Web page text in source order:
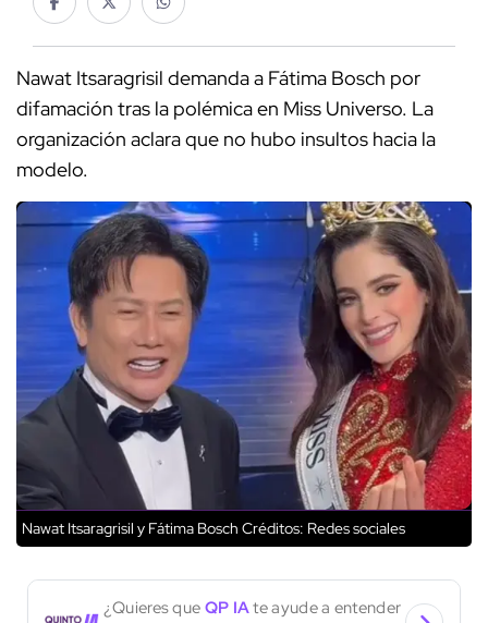
Nawat Itsaragrisil demanda a Fátima Bosch por
difamación tras la polémica en Miss Universo. La
organización aclara que no hubo insultos hacia la
modelo.
Nawat Itsaragrisil y Fátima Bosch Créditos: Redes sociales
¿Quieres que QP IAte ayude a entender